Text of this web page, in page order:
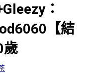
：
【結
歲